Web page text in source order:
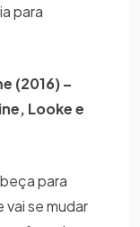
para
(2016) –
Looke e
para
vai se mudar